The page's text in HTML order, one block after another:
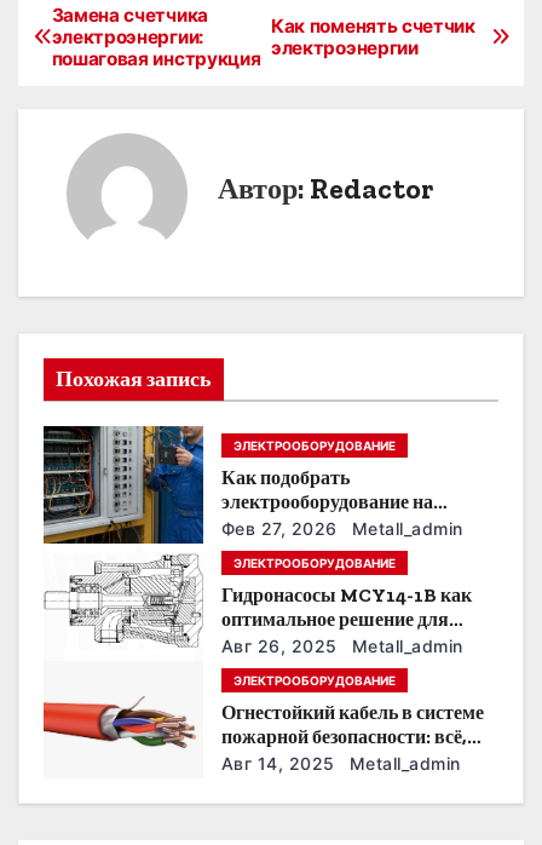
Н
и
я
п
о
а
и
я
Как поменять счетчик
электроэнергии
Замена счетчика
электроэнергии:
пошаговая инструкция
Автор: Redactor
Похожая запись
ЭЛЕКТРООБОРУДОВАНИЕ
Как подобрать
электрооборудование на
предприятии под тяжелые
условия эксплуатации
Фев 27, 2026 Metall_admin
ЭЛЕКТРООБОРУДОВАНИЕ
Гидронасосы MCY14-1B как
оптимальное решение для
модернизации гидросистем
Авг 26, 2025 Metall_admin
ЭЛЕКТРООБОРУДОВАНИЕ
Огнестойкий кабель в системе
пожарной безопасности: всё,
что нужно знать
Авг 14, 2025 Metall_admin